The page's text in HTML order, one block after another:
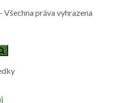
- Všechna práva vyhrazena